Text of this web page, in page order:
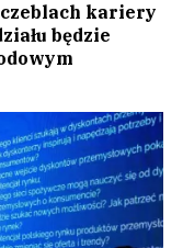
kariery
będzie